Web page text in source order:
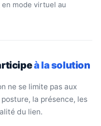
mode virtuel au
à la solution
ne se limite pas aux
la présence, les
du lien.